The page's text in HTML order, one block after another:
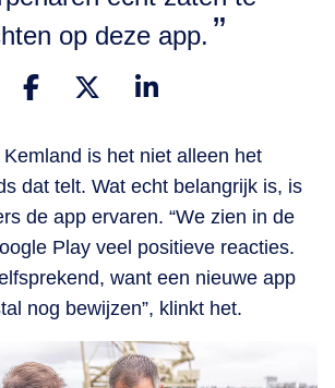
op deze app.
is het niet alleen het
dat telt. Wat echt belangrijk is, is
de app ervaren. “We zien in de
Play veel positieve reacties.
want een nieuwe app
nog bewijzen”, klinkt het.